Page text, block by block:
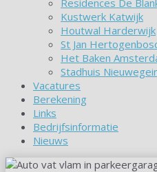
Residences De
Kustwerk Katwijk
Houtwal Harderwijk
St Jan
Het Baken
Stadhuis
Vacatures
Berekening
Links
Bedrijfsinformatie
Nieuws